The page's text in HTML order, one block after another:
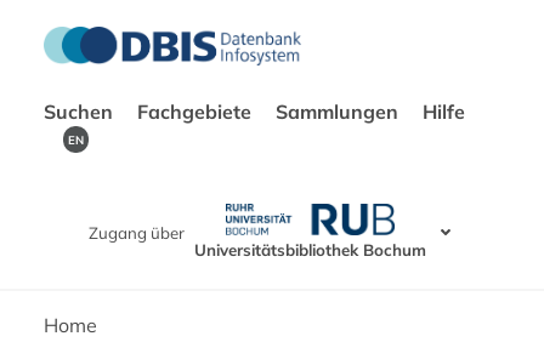
Suchen Fachgebiete Sammlungen Hilfe
EN
Zugang über
Universitätsbibliothek Bochum
Home